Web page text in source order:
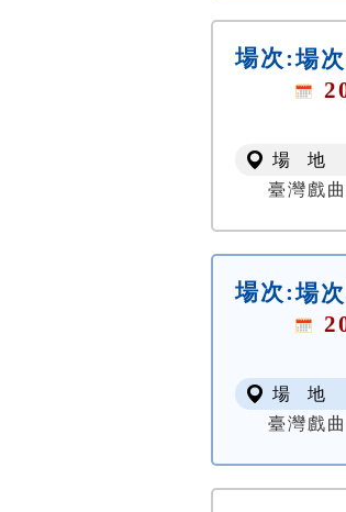
場次:場
場 地
臺灣戲
場次:場
場 地
臺灣戲